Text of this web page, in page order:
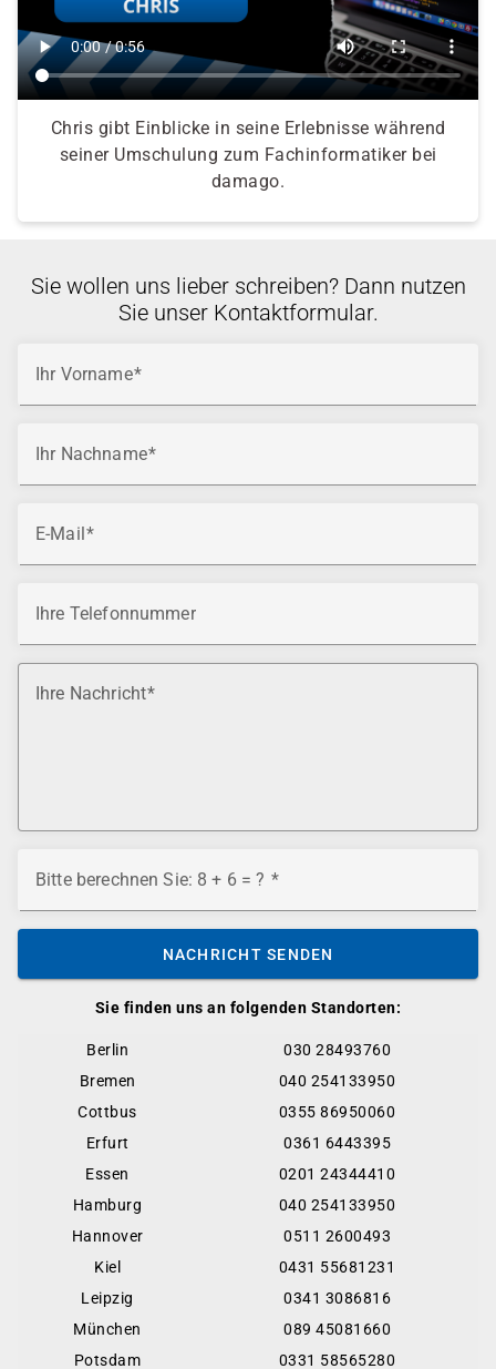
Chris gibt Einblicke in seine Erlebnisse während
seiner Umschulung zum Fachinformatiker bei
damago.
Sie finden uns an folgenden Standorten:
Berlin
030 28493760
Bremen
040 254133950
Cottbus
0355 86950060
Erfurt
0361 6443395
Essen
0201 24344410
Hamburg
040 254133950
Hannover
0511 2600493
Kiel
0431 55681231
Leipzig
0341 3086816
München
089 45081660
Potsdam
0331 58565280
Sie wollen uns lieber schreiben? Dann nutzen
Sie unser Kontaktformular.
Ihr Vorname
Ihr Nachname
E-Mail
Ihre Telefonnummer
Ihre Nachricht
Bitte berechnen Sie: 8 + 6 = ?
NACHRICHT SENDEN